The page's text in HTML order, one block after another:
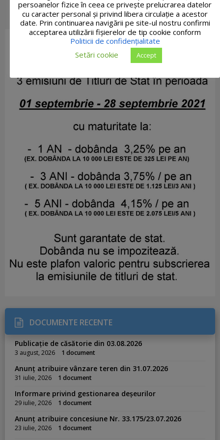
DOCUMENTE RECENTE
Publicație de căsătorie din 03.08.2026
3 august, 2026 1 document
Anunț atribuire vânzare teren din 31.07.2026
31 iulie, 2026 1 document
Informare privind gestionarea deșeurilor
29 iulie, 2026 1 document
Anunț atribuire concesiune Nr. 33.175/23.07.2026
23 iulie, 2026 1 document
persoanelor fizice în ceea ce privește prelucrarea datelor
cu caracter personal și privind libera circulație a acestor
date. Prin continuarea navigării pe site-ul nostru confirmi
acceptarea utilizării fişierelor de tip cookie conform
Politicii de confidențialitate
Setări cookie
Accept